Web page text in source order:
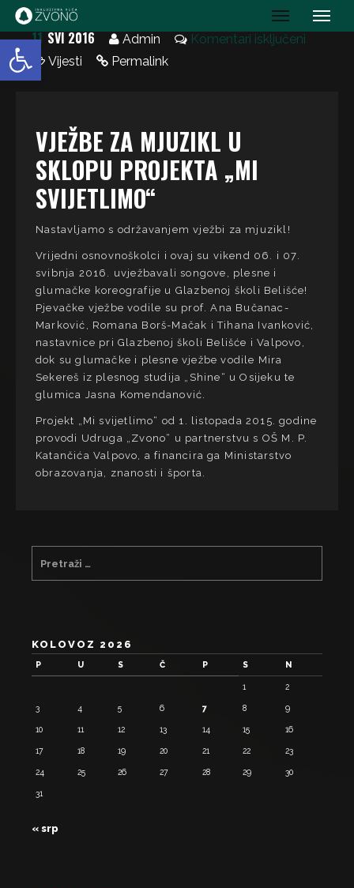
Open toolbar IK Zvono
11 SVI 2016 Admin
Komentari isključeni
Vijesti
Permalink
VJEŽBE ZA MJUZIKL U
SKLOPU PROJEKTA „MI
SVIJETLIMO“
Nastavljamo s održavanjem vježbi za mjuzikl!
Vrijedni osnovnoškolci i ovaj su vikend 06. i 07.
svibnja 2016. uvježbavali songove, plesne i
glumačke koreografije u Glazbenoj školi Belišće!
Pjevačke vježbe vodile su prof. Ana Bučanac-
Marković, Romana Borš-Mačak i Tihana Ivanković,
nastavnice pri Glazbenoj školi Belišće i Valpovo,
dok su glumačke i plesne vježbe vodile Mira
Sekereš iz plesnog studija „Shine“ u Osijeku te
glumica Jasna Komendanović.
Projekt „Mi svijetlimo“ od 1. listopada 2015. godine
provodi Udruga „Zvono“ u partnerstvu s OŠ M. P.
Katančića Valpovo, a financira ga Ministarstvo
obrazovanja, znanosti i športa.
KOLOVOZ 2026
P U S Č P S N
1 2
3 4 5 6 7 8 9
10 11 12 13 14 15 16
17 18 19 20 21 22 23
24 25 26 27 28 29 30
31
« srp